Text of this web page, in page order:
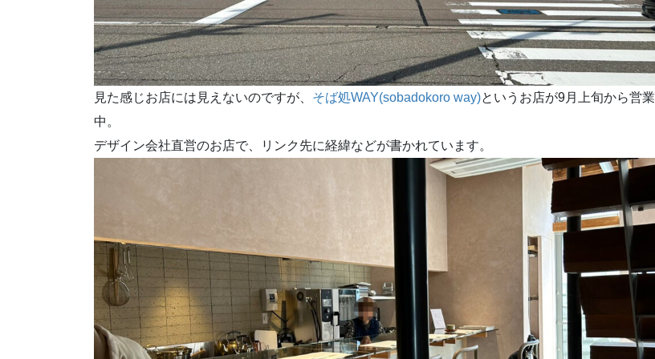
見た感じお店には見えないのですが、 そば処WAY(sobadokoro way)というお店が9月上旬から営業
中。
デザイン会社直営のお店で、リンク先に経緯などが書かれています。